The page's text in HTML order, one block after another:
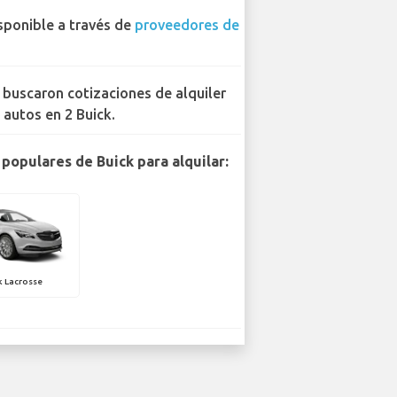
a través de proveedores de
buscaron cotizaciones de alquiler
autos en 2 Buick.
de Buick para alquilar:
Lacrosse